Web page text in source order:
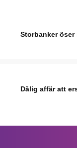
Storbanker
Dålig affär att